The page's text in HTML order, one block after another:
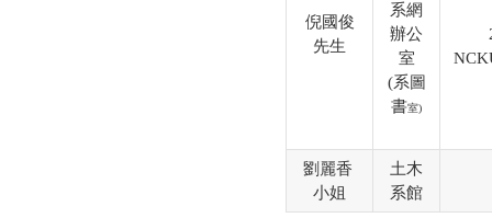
倪國俊
先生
系網
辦公
室
(系圖
書室)
劉麗香
小姐
土木
系館